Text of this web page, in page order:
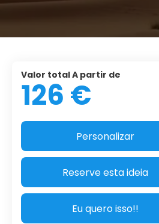
Valor total A partir de
126 €
Personalizar
Reserve esta ideia
Eu quero isso!!